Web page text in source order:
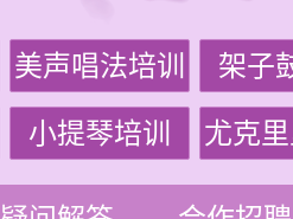
美声唱法培训 架子
小提琴培训 尤克